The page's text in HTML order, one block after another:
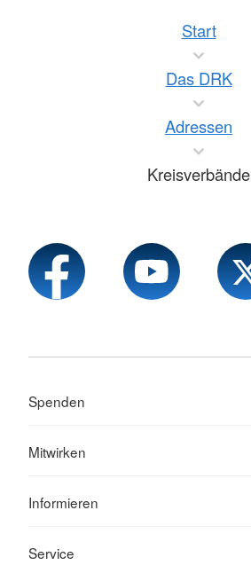
Start
Das DRK
Adressen
Kreisverbände
Spenden
Mitwirken
Informieren
Service